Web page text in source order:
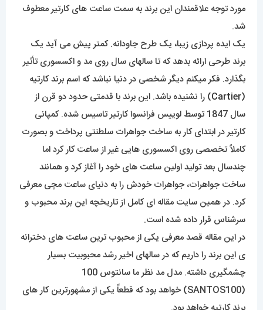
مورد توجه علاقمندان این برند به سمت ساعت های کارتیر معطوف
شد.
یک ایده پردازی زیبا، یک طرح جاودانه. کمتر پیش می آید یک
برند طرحی ارائه بدهد که تا سالهای سال روی مد و اکسسوری تأثیر
بگذارد. فکر میکنم دیگر شخصی در دنیا نباشد که اسم برند کارتیه
(
Cartier) را نشنیده باشد. این برند با قدمتی حدود دو قرن از
سال 1847 توسط لوییس فرانسوا کارتیر تاسیس شده. کمپانی
کارتیر در ابتدای کار به ساخت جواهرات سلطنتی پرداخت و بصورت
کاملاً تخصصی روی اکسسوری هایی غیر از ساعت کار کرد اما
چندسال بعد تولید اولین ساعت های خود را آغاز کرد و همانند
ساخت جواهرات، جواهرات خودش را به دنیای ساعت مچی معرفی
کرد. در همین سایت مقاله ای کامل از تاریخچه این برند محبوب و
سرشناس قرار داده شده است.
در این مقاله قصد معرفی یکی از محبوب ترین ساعت های دخترانه
ی این برند را داریم که در سالهای اخیر رشد محبوبیت بسیار
چشمگیری داشته. مدل مد نظر ما سانتوس 100
(SANTOS100) خواهد بود که قطعاً یکی از مشهورترین کار های